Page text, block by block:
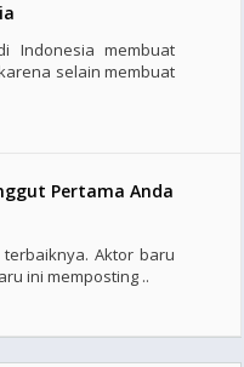
Indonesia membuat
selain membuat
Pertama Anda
Aktor baru
ini memposting ..